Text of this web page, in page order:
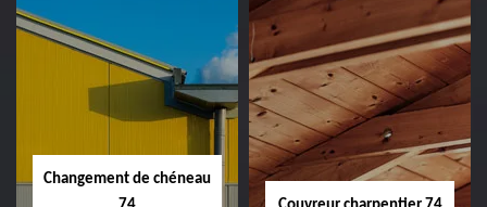
Changement de chéneau